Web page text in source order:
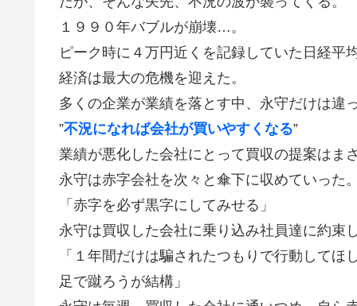
１９９０年バブルが崩壊…。
ピーク時に４万円近くを記録していた日経平
経済は最大の危機を迎えた。
多くの企業が業績を落とす中、永守だけは違
”不況になれば会社が買いやすくなる”
業績が悪化した会社にとって買収の提案はま
永守は赤字会社を次々と傘下に収めていった
「赤字を必ず黒字にしてみせる」
永守は買収した会社に乗り込み社員達に約束
「１年間だけは騙されたつもりで行動して
足で蹴ろうが結構」